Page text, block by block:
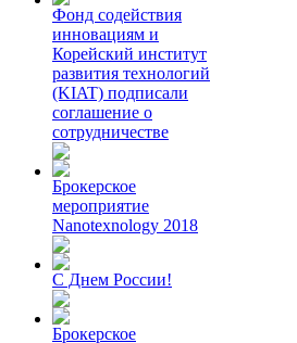
Фонд содействия
инновациям и
Корейский институт
развития технологий
(KIAT) подписали
соглашение о
сотрудничестве
Брокерское
мероприятие
Nanotexnology 2018
С Днем России!
Брокерское